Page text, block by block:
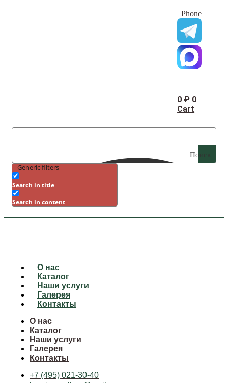
Phone
0 ₽ 0
Cart
Поиск
Generic filters
Search in title
Search in content
О нас
Каталог
Наши услуги
Галерея
Контакты
О нас
Каталог
Наши услуги
Галерея
Контакты
+7 (495) 021-30-40